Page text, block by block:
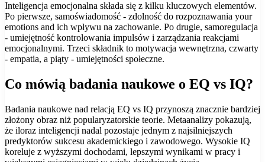
Inteligencja emocjonalna składa się z kilku kluczowych elementów.
Po pierwsze, samoświadomość - zdolność do rozpoznawania your
emotions and ich wpływu na zachowanie. Po drugie, samoregulacja
- umiejętność kontrolowania impulsów i zarządzania reakcjami
emocjonalnymi. Trzeci składnik to motywacja wewnętrzna, czwarty
- empatia, a piąty - umiejętności społeczne.
Co mówią badania naukowe o EQ vs IQ?
Badania naukowe nad relacją EQ vs IQ przynoszą znacznie bardziej
złożony obraz niż popularyzatorskie teorie. Metaanalizy pokazują,
że iloraz inteligencji nadal pozostaje jednym z najsilniejszych
predyktorów sukcesu akademickiego i zawodowego. Wysokie IQ
koreluje z wyższymi dochodami, lepszymi wynikami w pracy i